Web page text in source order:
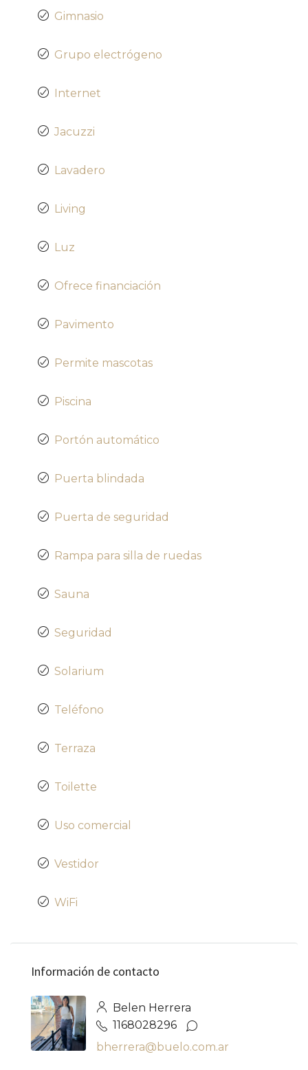
Gimnasio
Grupo electrógeno
Internet
Jacuzzi
Lavadero
Living
Luz
Ofrece financiación
Pavimento
Permite mascotas
Piscina
Portón automático
Puerta blindada
Puerta de seguridad
Rampa para silla de ruedas
Sauna
Seguridad
Solarium
Teléfono
Terraza
Toilette
Uso comercial
Vestidor
WiFi
Información de contacto
Belen Herrera
1168028296
bherrera@buelo.com.ar